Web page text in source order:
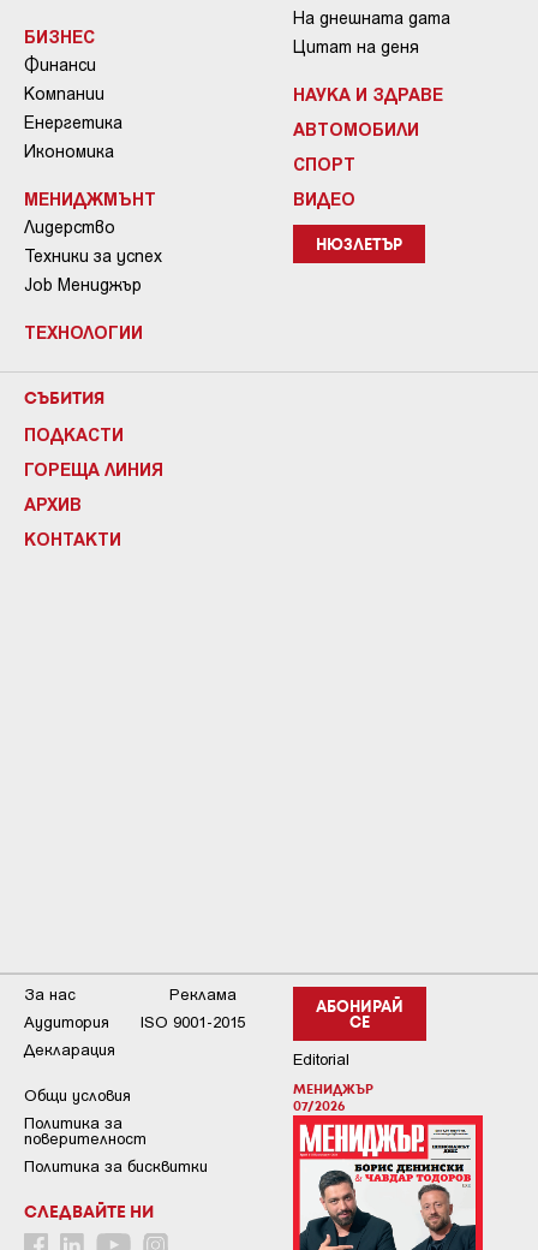
БИЗНЕС
Финанси
Компании
Енергетика
Икономика
МЕНИДЖМЪНТ
Лидерство
Техники за успех
Job Мениджър
ТЕХНОЛОГИИ
На днешната дата
Цитат на деня
НАУКА И ЗДРАВЕ
АВТОМОБИЛИ
СПОРТ
ВИДЕО
НЮЗЛЕТЪР
СЪБИТИЯ
ПОДКАСТИ
ГОРЕЩА ЛИНИЯ
АРХИВ
КОНТАКТИ
АБОНИРАЙ
СЕ
Editorial
МЕНИДЖЪР
07/2026
За нас
Реклама
Аудитория
ISO 9001-2015
Декларация
Общи условия
Пoлитикa зa
пoвepитeлнocт
Политика за бисквитки
СЛЕДВАЙТЕ НИ